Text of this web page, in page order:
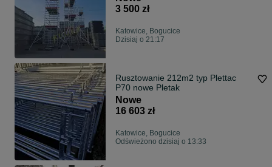
3 500 zł
Katowice, Bogucice
Dzisiaj o 21:17
Rusztowanie 212m2 typ Plettac
P70 nowe Pletak
Nowe
16 603 zł
Katowice, Bogucice
Odświeżono dzisiaj o 13:33